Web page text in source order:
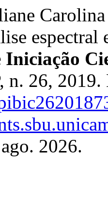
espectral
Iniciação
n. 26,
2026.